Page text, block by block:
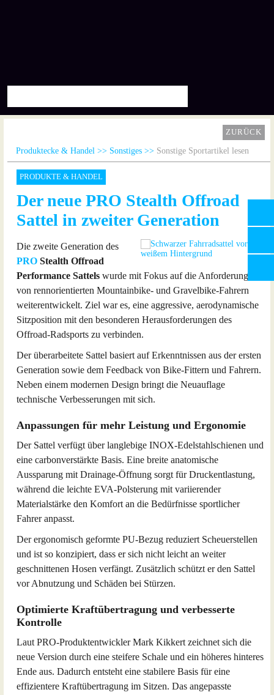
ZURÜCK
Produktecke & Handel Sonstiges Sonstige Sportartikel lesen
PRODUKTE & HANDEL
Der neue PRO Stealth Offroad
Sattel in zweiter Generation
Die zweite Generation des
PRO Stealth Offroad
Performance Sattels wurde mit Fokus auf die Anforderungen
von rennorientierten Mountainbike- und Gravelbike-Fahrern
weiterentwickelt. Ziel war es, eine aggressive, aerodynamische
Sitzposition mit den besonderen Herausforderungen des
Offroad-Radsports zu verbinden.
Der überarbeitete Sattel basiert auf Erkenntnissen aus der ersten
Generation sowie dem Feedback von Bike-Fittern und Fahrern.
Neben einem modernen Design bringt die Neuauflage
technische Verbesserungen mit sich.
Anpassungen für mehr Leistung und Ergonomie
Der Sattel verfügt über langlebige INOX-Edelstahlschienen und
eine carbonverstärkte Basis. Eine breite anatomische
Aussparung mit Drainage-Öffnung sorgt für Druckentlastung,
während die leichte EVA-Polsterung mit variierender
Materialstärke den Komfort an die Bedürfnisse sportlicher
Fahrer anpasst.
Der ergonomisch geformte PU-Bezug reduziert Scheuerstellen
und ist so konzipiert, dass er sich nicht leicht an weiter
geschnittenen Hosen verfängt. Zusätzlich schützt er den Sattel
vor Abnutzung und Schäden bei Stürzen.
Optimierte Kraftübertragung und verbesserte
Kontrolle
Laut PRO-Produktentwickler Mark Kikkert zeichnet sich die
neue Version durch eine steifere Schale und ein höheres hinteres
Ende aus. Dadurch entsteht eine stabilere Basis für eine
effizientere Kraftübertragung im Sitzen. Das angepasste